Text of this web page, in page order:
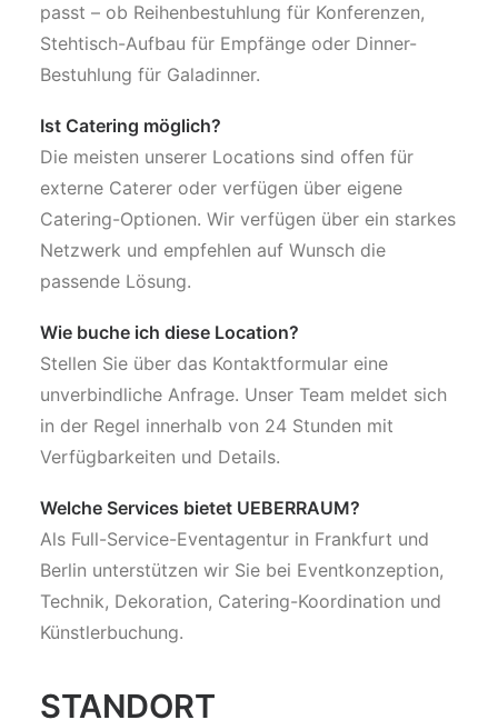
passt – ob Reihenbestuhlung für Konferenzen,
Stehtisch-Aufbau für Empfänge oder Dinner-
Bestuhlung für Galadinner.
Ist Catering möglich?
Die meisten unserer Locations sind offen für
externe Caterer oder verfügen über eigene
Catering-Optionen. Wir verfügen über ein starkes
Netzwerk und empfehlen auf Wunsch die
passende Lösung.
Wie buche ich diese Location?
Stellen Sie über das Kontaktformular eine
unverbindliche Anfrage. Unser Team meldet sich
in der Regel innerhalb von 24 Stunden mit
Verfügbarkeiten und Details.
Welche Services bietet UEBERRAUM?
Als Full-Service-Eventagentur in Frankfurt und
Berlin unterstützen wir Sie bei Eventkonzeption,
Technik, Dekoration, Catering-Koordination und
Künstlerbuchung.
STANDORT